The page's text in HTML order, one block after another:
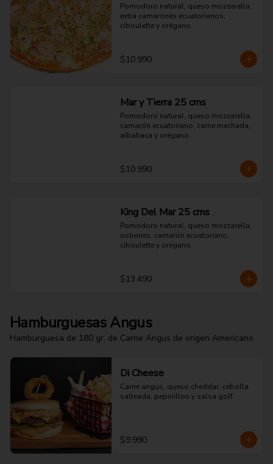
Pomodoro natural, queso mozzarella,
extra camarones ecuatorianos,
ciboulette y orégano.
$10.990
Mar y Tierra 25 cms
Pomodoro natural, queso mozzarella,
camarón ecuatoriano, carne mechada,
albahaca y orégano.
$10.990
King Del Mar 25 cms
Pomodoro natural, queso mozzarella,
ostiones, camarón ecuatoriano,
ciboulette y orégano.
$13.490
Hamburguesas Angus
Hamburguesa de 180 gr. de Carne Angus de origen Americano
Di Cheese
Carne angus, queso cheddar, cebolla
salteada, pepinillos y salsa golf.
$9.990